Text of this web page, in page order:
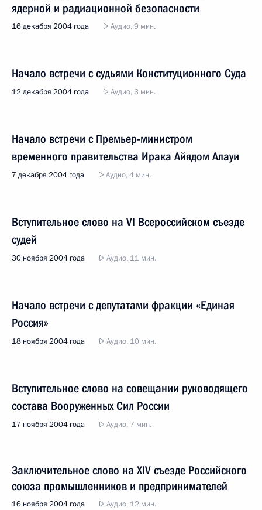
ядерной и радиационной безопасности
16 декабря 2004 года Аудио, 9 мин.
Начало встречи с судьями Конституционного Суда
12 декабря 2004 года Аудио, 3 мин.
Начало встречи с Премьер-министром
временного правительства Ирака Айядом Алауи
7 декабря 2004 года Аудио, 4 мин.
Вступительное слово на VI Всероссийском съезде
судей
30 ноября 2004 года Аудио, 11 мин.
Начало встречи с депутатами фракции «Единая
Россия»
18 ноября 2004 года Аудио, 10 мин.
Вступительное слово на совещании руководящего
состава Вооруженных Сил России
17 ноября 2004 года Аудио, 7 мин.
Заключительное слово на XIV съезде Российского
союза промышленников и предпринимателей
16 ноября 2004 года Аудио, 12 мин.